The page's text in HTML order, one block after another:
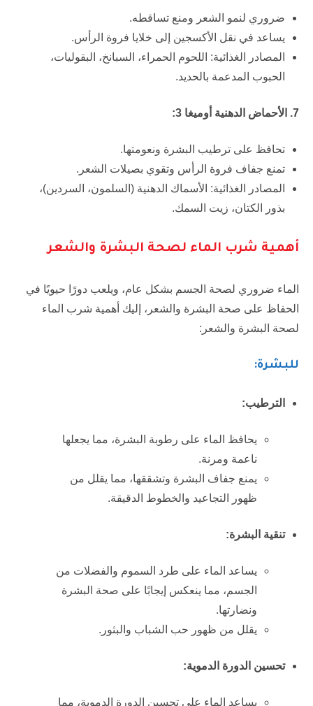
ضروري لنمو الشعر ومنع تساقطه.
يساعد في نقل الأكسجين إلى خلايا فروة الرأس.
المصادر الغذائية: اللحوم الحمراء، السبانخ، البقوليات،
الحبوب المدعمة بالحديد.
7. الأحماض الدهنية أوميغا 3 :
تحافظ على ترطيب البشرة ونعومتها.
تمنع جفاف فروة الرأس وتقوي بصيلات الشعر.
المصادر الغذائية: الأسماك الدهنية (السلمون، السردين)،
بذور الكتان، زيت السمك.
أهمية شرب الماء لصحة البشرة والشعر
الماء ضروري لصحة الجسم بشكل عام، ويلعب دورًا حيويًا في
الحفاظ على صحة البشرة والشعر، إليك أهمية شرب الماء
لصحة البشرة والشعر:
للبشرة:
الترطيب:
يحافظ الماء على رطوبة البشرة، مما يجعلها
ناعمة ومرنة.
يمنع جفاف البشرة وتشققها، مما يقلل من
ظهور التجاعيد والخطوط الدقيقة.
تنقية البشرة:
يساعد الماء على طرد السموم والفضلات من
الجسم، مما ينعكس إيجابًا على صحة البشرة
ونضارتها.
يقلل من ظهور حب الشباب والبثور.
تحسين الدورة الدموية:
يساعد الماء على تحسين الدورة الدموية، مما